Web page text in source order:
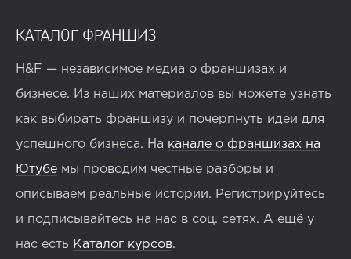
КАТАЛОГ ФРАНШИЗ
H&F — независимое медиа о франшизах и
бизнесе. Из наших материалов вы можете узнать
как выбирать франшизу и почерпнуть идеи для
успешного бизнеса. На канале о франшизах на
Ютубе мы проводим честные разборы и
описываем реальные истории. Регистрируйтесь
и подписывайтесь на нас в соц. сетях. А ещё у
нас есть Каталог курсов.